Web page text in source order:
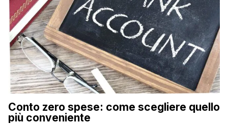
Conto zero spese: come scegliere quello
più conveniente